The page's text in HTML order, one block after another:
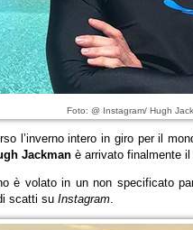
Foto: @ Instagram/ Hugh
l’inverno intero in giro per il
Jackmanè arrivato finalmente il
è volato in un non specificato
scatti suInstagram.